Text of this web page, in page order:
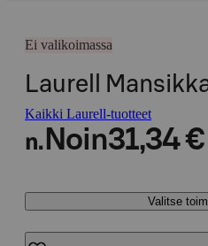
Ei valikoimassa
Laurell
Kaikki Laurell-tuotteet
n. Noin31,34 €
Valitse